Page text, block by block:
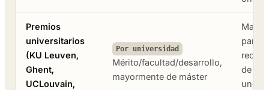
Premios
universitarios
(KU Leuven,
Ghent,
UCLouvain,
Por universidad
Mérito/facultad/desarrollo,
mayormente de máster
de
unos